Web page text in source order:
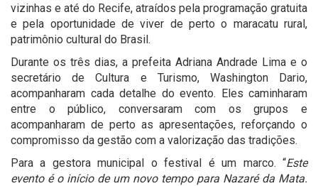
vizinhas e até do Recife, atraídos pela programação gratuita
e pela oportunidade de viver de perto o maracatu rural,
patrimônio cultural do Brasil.
Durante os três dias, a prefeita Adriana Andrade Lima e o
secretário de Cultura e Turismo, Washington Dario,
acompanharam cada detalhe do evento. Eles caminharam
entre o público, conversaram com os grupos e
acompanharam de perto as apresentações, reforçando o
compromisso da gestão com a valorização das tradições.
Para a gestora municipal o festival é um marco. “Este
evento é o início de um novo tempo para Nazaré da Mata.